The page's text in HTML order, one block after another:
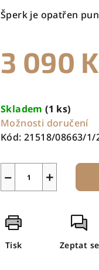
Šperk je opatřen
3 090
cena:
Skladem(1 ks)
Možnosti doručení
Kód: 21518/08663/1/
+
−
Tisk Zeptat se